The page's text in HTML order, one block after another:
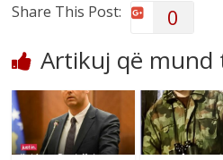
Share This Post: 0
Artikuj që